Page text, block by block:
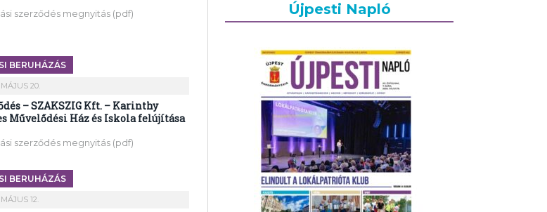
szerződés megnyitás (pdf)
BERUHÁZÁS
20.
– SZAKSZIG Kft. – Karinthy
Művelődési Ház és Iskola felújítása
szerződés megnyitás (pdf)
BERUHÁZÁS
12.
Újpesti Napló